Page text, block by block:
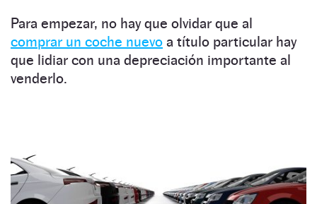
Para empezar, no hay que olvidar que al
comprar un coche nuevo a título particular hay
que lidiar con una depreciación importante al
venderlo.